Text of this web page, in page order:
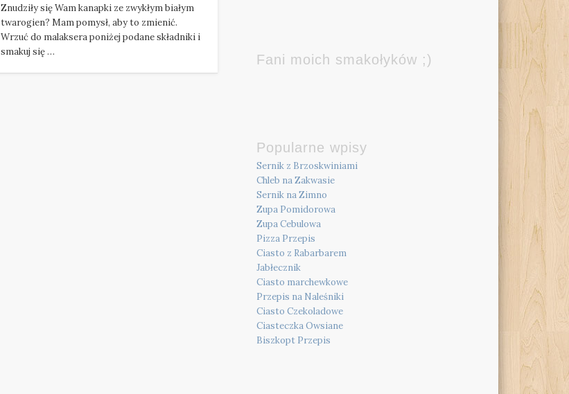
Znudziły się Wam kanapki ze zwykłym białym
twarogien? Mam pomysł, aby to zmienić.
Wrzuć do malaksera poniżej podane składniki i
smakuj się …
Fani moich smakołyków ;)
Popularne wpisy
Sernik z Brzoskwiniami
Chleb na Zakwasie
Sernik na Zimno
Zupa Pomidorowa
Zupa Cebulowa
Pizza Przepis
Ciasto z Rabarbarem
Jabłecznik
Ciasto marchewkowe
Przepis na Naleśniki
Ciasto Czekoladowe
Ciasteczka Owsiane
Biszkopt Przepis